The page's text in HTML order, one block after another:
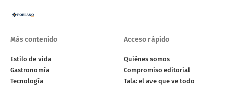
Más contenido
Estilo de vida
Gastronomía
Tecnología
Acceso rápido
Quiénes somos
Compromiso editorial
Tala: el ave que ve todo